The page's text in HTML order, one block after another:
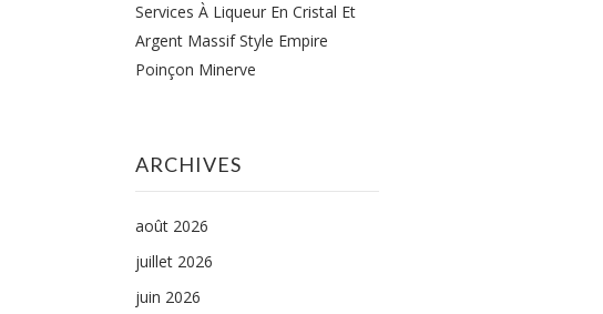
Services À Liqueur En Cristal Et
Argent Massif Style Empire
Poinçon Minerve
ARCHIVES
août 2026
juillet 2026
juin 2026